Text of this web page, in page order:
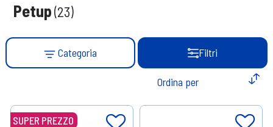
Petup(23)
Categoria Filtri
SUPER PREZZO